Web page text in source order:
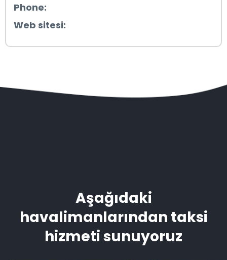
Phone:
Web sitesi:
Aşağıdaki
havalimanlarından taksi
hizmeti sunuyoruz